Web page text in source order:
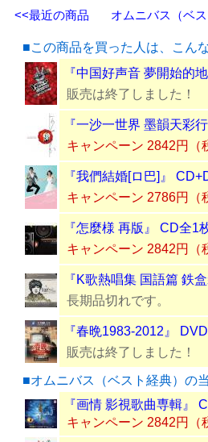
<<最近の商品 オムニバス（ベ
■この商品を買った人は、こん
『中国好声音 夢開始的
販売は終了しました！
『一沙一世界 墨韻天彩
キャンペーン 2842円（
『我們結婚[ロ巴]』
キャンペーン 2786円（
『怎麼様 再版』 CD全1
キャンペーン 2842円（
『K歌熱唱集 国語篇 鉄
長期品切れです。
『春晩1983-2012』
販売は終了しました！
■オムニバス（ベスト経典）の
『画情 影視歌曲専輯』
キャンペーン 2842円（